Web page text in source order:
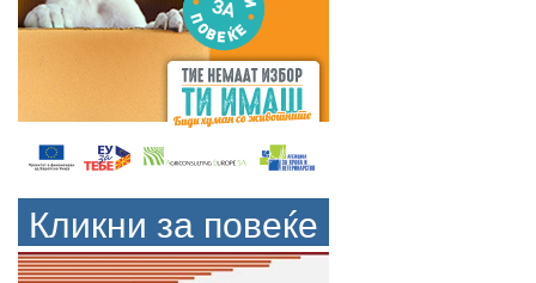
Кликни за повеќе